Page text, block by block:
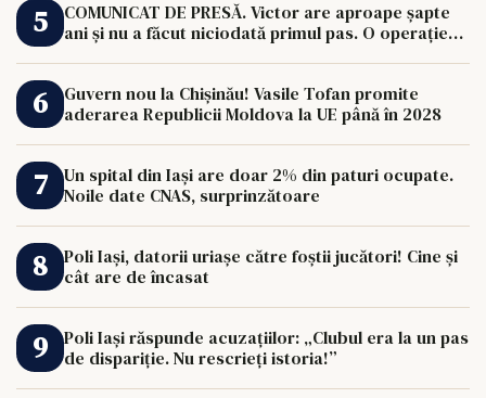
COMUNICAT DE PRESĂ. Victor are aproape șapte
ani și nu a făcut niciodată primul pas. O operație
Guvern nou la Chișinău! Vasile Tofan promite
aderarea Republicii Moldova la UE până în 2028
Un spital din Iași are doar 2% din paturi ocupate.
Noile date CNAS, surprinzătoare
Poli Iași, datorii uriașe către foștii jucători! Cine și
cât are de încasat
Poli Iași răspunde acuzațiilor: „Clubul era la un pas
de dispariție. Nu rescrieți istoria!”